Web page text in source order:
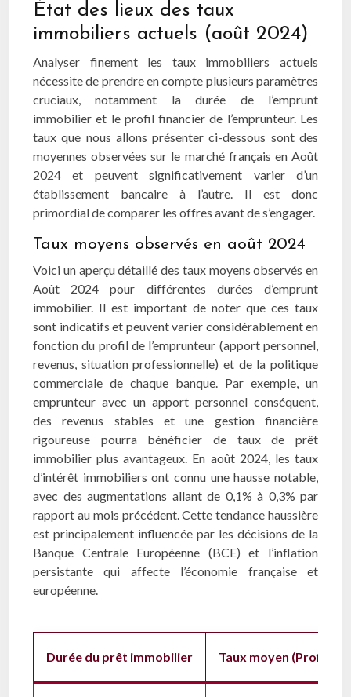
État des lieux des taux
immobiliers actuels (août 2024)
Analyser finement les taux immobiliers actuels
nécessite de prendre en compte plusieurs paramètres
cruciaux, notamment la durée de l’emprunt
immobilier et le profil financier de l’emprunteur. Les
taux que nous allons présenter ci-dessous sont des
moyennes observées sur le marché français en Août
2024 et peuvent significativement varier d’un
établissement bancaire à l’autre. Il est donc
primordial de comparer les offres avant de s’engager.
Taux moyens observés en août 2024
Voici un aperçu détaillé des taux moyens observés en
Août 2024 pour différentes durées d’emprunt
immobilier. Il est important de noter que ces taux
sont indicatifs et peuvent varier considérablement en
fonction du profil de l’emprunteur (apport personnel,
revenus, situation professionnelle) et de la politique
commerciale de chaque banque. Par exemple, un
emprunteur avec un apport personnel conséquent,
des revenus stables et une gestion financière
rigoureuse pourra bénéficier de taux de prêt
immobilier plus avantageux. En août 2024, les taux
d’intérêt immobiliers ont connu une hausse notable,
avec des augmentations allant de 0,1% à 0,3% par
rapport au mois précédent. Cette tendance haussière
est principalement influencée par les décisions de la
Banque Centrale Européenne (BCE) et l’inflation
persistante qui affecte l’économie française et
européenne.
Durée du prêt immobilier Taux moyen (Profil